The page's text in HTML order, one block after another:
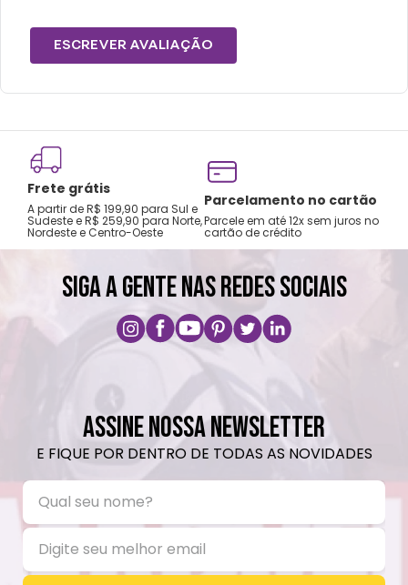
ESCREVER AVALIAÇÃO
Frete grátis
A partir de R$ 199,90 para Sul e
Sudeste e R$ 259,90 para Norte,
Nordeste e Centro-Oeste
Parcelamento no cartão
Parcele em até 12x sem juros no
cartão de crédito
SIGA A GENTE NAS REDES SOCIAIS
ASSINE NOSSA NEWSLETTER
E FIQUE POR DENTRO DE TODAS AS NOVIDADES